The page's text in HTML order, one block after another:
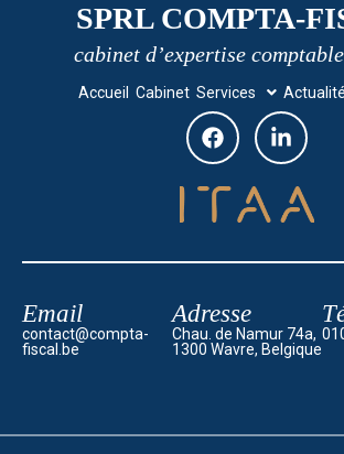
SPRL COMPTA-
cabinet d’expertise
Accueil Cabinet Services
Email
contact@compta-
fiscal.be
Adresse
Chau. de Namur 74a,
1300 Wavre, Belgique